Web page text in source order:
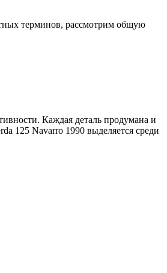
терминов, рассмотрим общую
Каждая деталь продумана и
125 Navarro 1990 выделяется среди